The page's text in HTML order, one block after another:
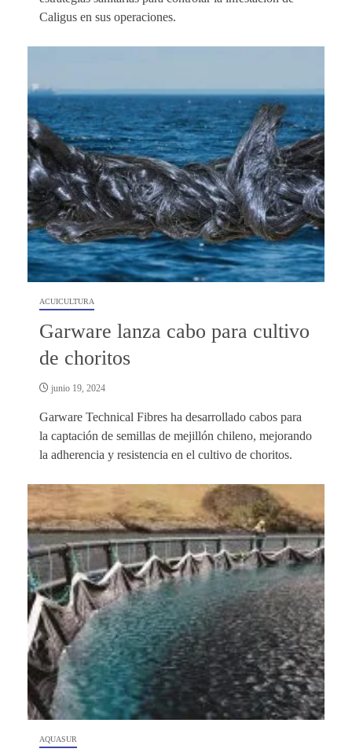
Caligus en sus operaciones.
ACUICULTURA
Garware lanza cabo para cultivo
de choritos
junio 19, 2024
Garware Technical Fibres ha desarrollado cabos para
la captación de semillas de mejillón chileno, mejorando
la adherencia y resistencia en el cultivo de choritos.
AQUASUR